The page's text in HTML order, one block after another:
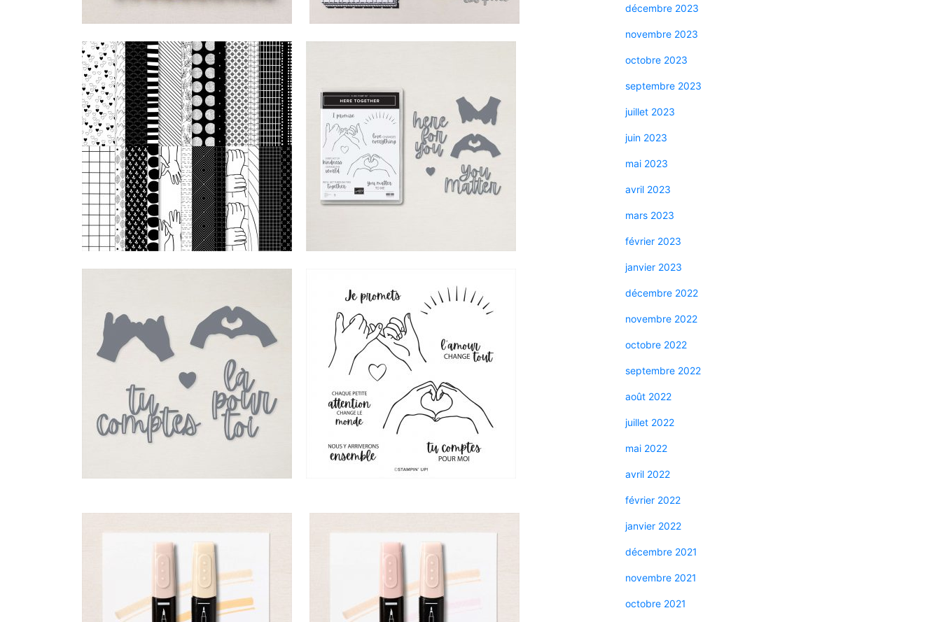
décembre 2023
novembre 2023
octobre 2023
septembre 2023
juillet 2023
juin 2023
mai 2023
avril 2023
mars 2023
février 2023
janvier 2023
décembre 2022
novembre 2022
octobre 2022
septembre 2022
août 2022
juillet 2022
mai 2022
avril 2022
février 2022
janvier 2022
décembre 2021
novembre 2021
octobre 2021